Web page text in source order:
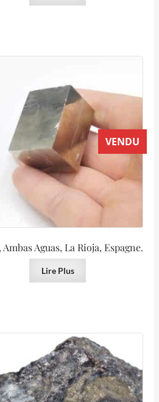
VENDU
Aguas, La Rioja, Espagne.
Lire Plus